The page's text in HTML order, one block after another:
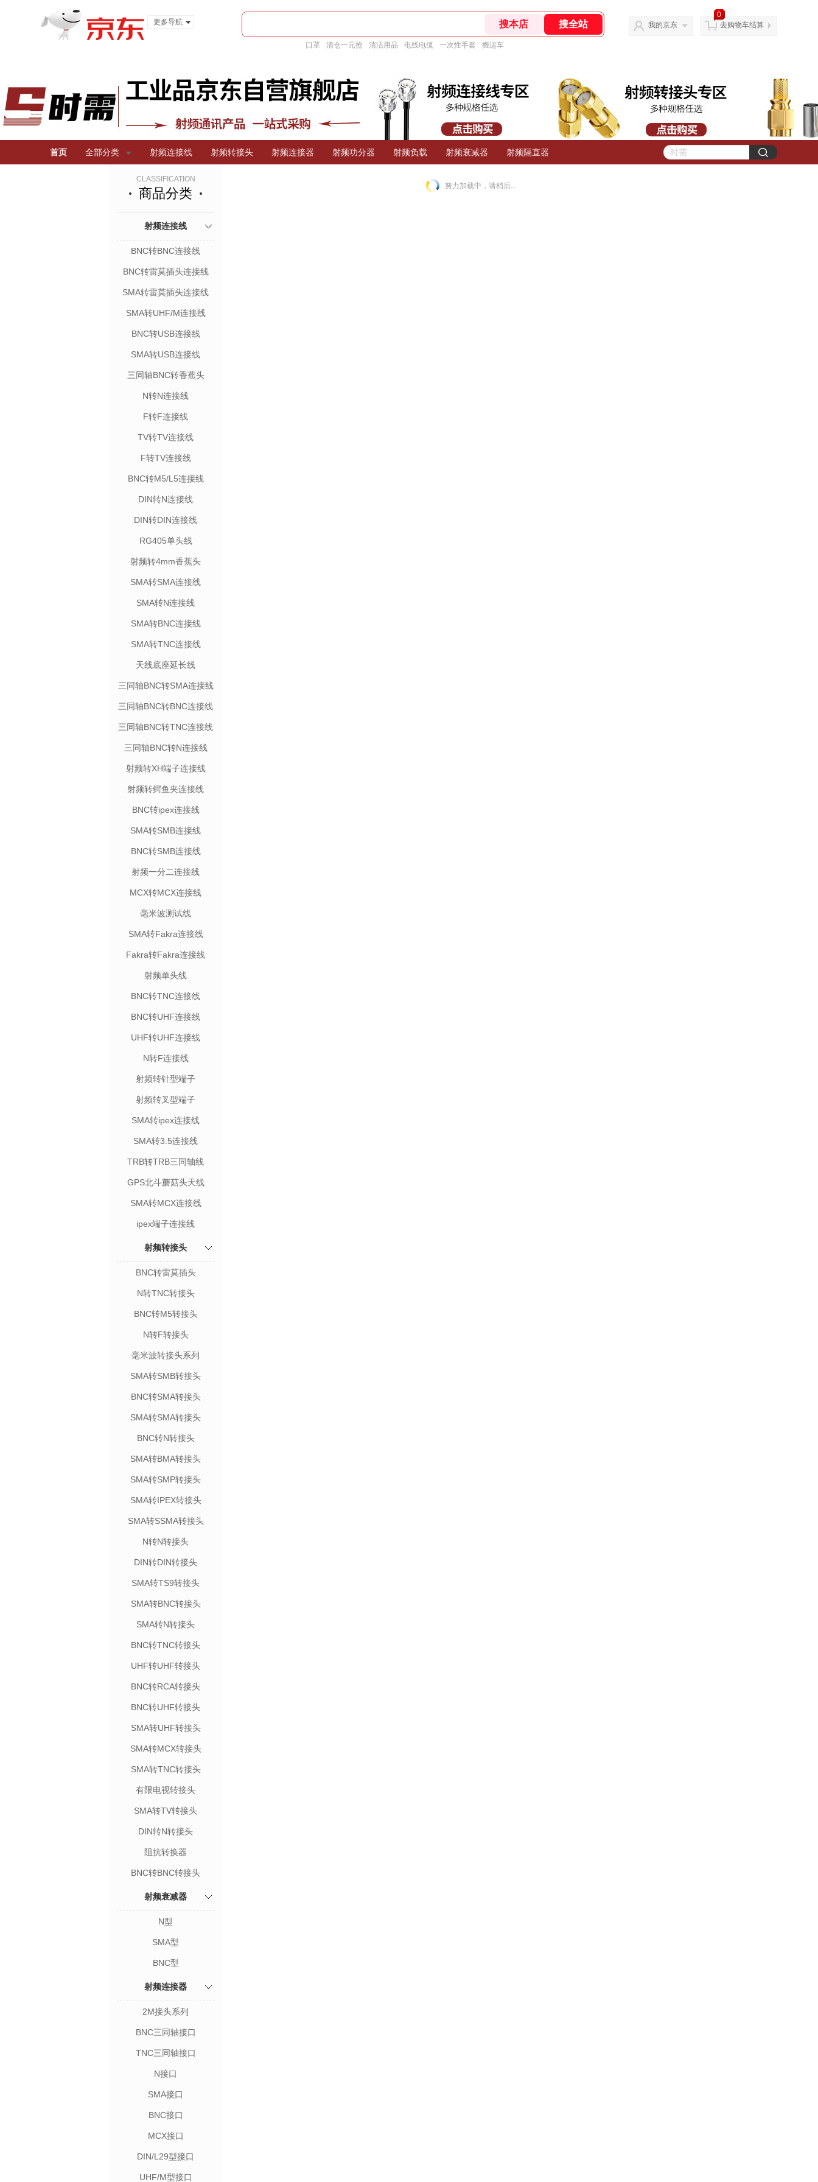
更多导航
口罩 清仓一元抢 清洁用品 电线电缆 一次性手套 搬运车
我的京东
0
去购物车结算
首页 全部分类 射频连接线 射频转接头 射频连接器 射频功分器 射频负载 射频衰减器 射频隔直器
CLASSIFICATION
商品分类
射频连接线
BNC转BNC连接线
BNC转雷莫插头连接线
SMA转雷莫插头连接线
SMA转UHF/M连接线
BNC转USB连接线
SMA转USB连接线
三同轴BNC转香蕉头
N转N连接线
F转F连接线
TV转TV连接线
F转TV连接线
BNC转M5/L5连接线
DIN转N连接线
DIN转DIN连接线
RG405单头线
射频转4mm香蕉头
SMA转SMA连接线
SMA转N连接线
SMA转BNC连接线
SMA转TNC连接线
天线底座延长线
三同轴BNC转SMA连接线
三同轴BNC转BNC连接线
三同轴BNC转TNC连接线
三同轴BNC转N连接线
射频转XH端子连接线
射频转鳄鱼夹连接线
BNC转ipex连接线
SMA转SMB连接线
BNC转SMB连接线
射频一分二连接线
MCX转MCX连接线
毫米波测试线
SMA转Fakra连接线
Fakra转Fakra连接线
射频单头线
BNC转TNC连接线
BNC转UHF连接线
UHF转UHF连接线
N转F连接线
射频转针型端子
射频转叉型端子
SMA转ipex连接线
SMA转3.5连接线
TRB转TRB三同轴线
GPS北斗蘑菇头天线
SMA转MCX连接线
ipex端子连接线
射频转接头
BNC转雷莫插头
N转TNC转接头
BNC转M5转接头
N转F转接头
毫米波转接头系列
SMA转SMB转接头
BNC转SMA转接头
SMA转SMA转接头
BNC转N转接头
SMA转BMA转接头
SMA转SMP转接头
SMA转IPEX转接头
SMA转SSMA转接头
N转N转接头
DIN转DIN转接头
SMA转TS9转接头
SMA转BNC转接头
SMA转N转接头
BNC转TNC转接头
UHF转UHF转接头
BNC转RCA转接头
BNC转UHF转接头
SMA转UHF转接头
SMA转MCX转接头
SMA转TNC转接头
有限电视转接头
SMA转TV转接头
DIN转N转接头
阻抗转换器
BNC转BNC转接头
射频衰减器
N型
SMA型
BNC型
射频连接器
2M接头系列
BNC三同轴接口
TNC三同轴接口
N接口
SMA接口
BNC接口
MCX接口
DIN/L29型接口
UHF/M型接口
努力加载中，请稍后...